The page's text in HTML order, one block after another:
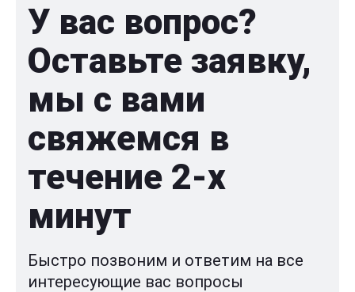
У вас вопрос?
Оставьте заявку,
мы с вами
свяжемся в
течение 2-x
минут
Быстро позвоним и ответим на все
интересующие вас вопросы